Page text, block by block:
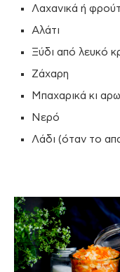
Λαχανικά ή
Αλάτι
Ξύδι από λευκό
Ζάχαρη
Μπαχαρικά κι
Νερό
Λάδι (όταν το